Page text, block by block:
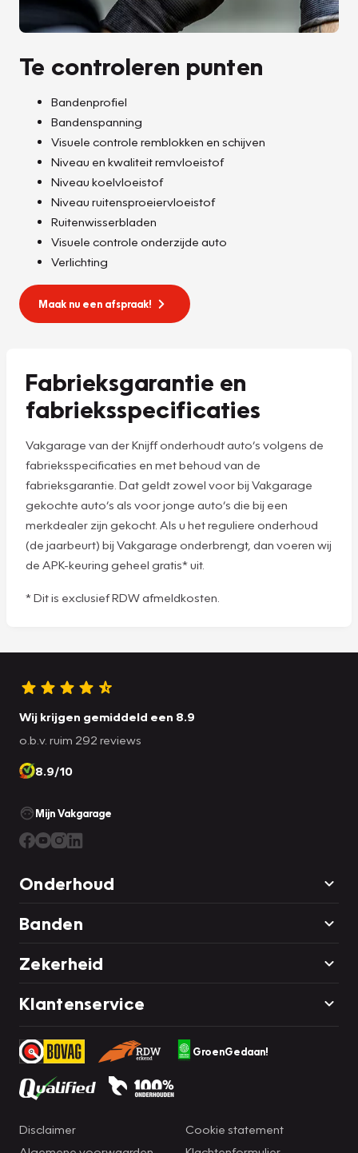
Te controleren punten
Bandenprofiel
Bandenspanning
Visuele controle remblokken en schijven
Niveau en kwaliteit remvloeistof
Niveau koelvloeistof
Niveau ruitensproeiervloeistof
Ruitenwisserbladen
Visuele controle onderzijde auto
Verlichting
Maak nu een afspraak!
Fabrieksgarantie en
fabrieksspecificaties
Vakgarage van der Knijff onderhoudt auto’s volgens de
fabrieksspecificaties en met behoud van de
fabrieksgarantie. Dat geldt zowel voor bij Vakgarage
gekochte auto’s als voor jonge auto’s die bij een
merkdealer zijn gekocht. Als u het reguliere onderhoud
(de jaarbeurt) bij Vakgarage onderbrengt, dan voeren wij
de APK-keuring geheel gratis* uit.
* Dit is exclusief RDW afmeldkosten.
Wij krijgen gemiddeld een 8.9
o.b.v. ruim 292 reviews
8.9/10
Mijn Vakgarage
Onderhoud
Banden
Zekerheid
Klantenservice
GroenGedaan!
Disclaimer
Cookie statement